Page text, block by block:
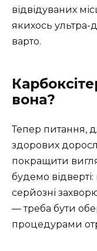
відвідуваних
якихось
варто.
вона?
Тепер питання,
здорових
покращити
будемо
серйозні
— треба бути
процедурами